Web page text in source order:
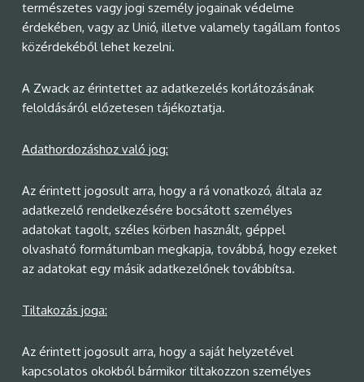
természetes vagy jogi személy jogainak védelme
érdekében, vagy az Unió, illetve valamely tagállam fontos
közérdekéből lehet kezelni.
A Zwack az érintettet az adatkezelés korlátozásának
feloldásáról előzetesen tájékoztatja.
Adathordozáshoz való jog:
Az érintett jogosult arra, hogy a rá vonatkozó, általa az
adatkezelő rendelkezésére bocsátott személyes
adatokat tagolt, széles körben használt, géppel
olvasható formátumban megkapja, továbbá, hogy ezeket
az adatokat egy másik adatkezelőnek továbbítsa.
Tiltakozás joga:
Az érintett jogosult arra, hogy a saját helyzetével
kapcsolatos okokból bármikor tiltakozzon személyes